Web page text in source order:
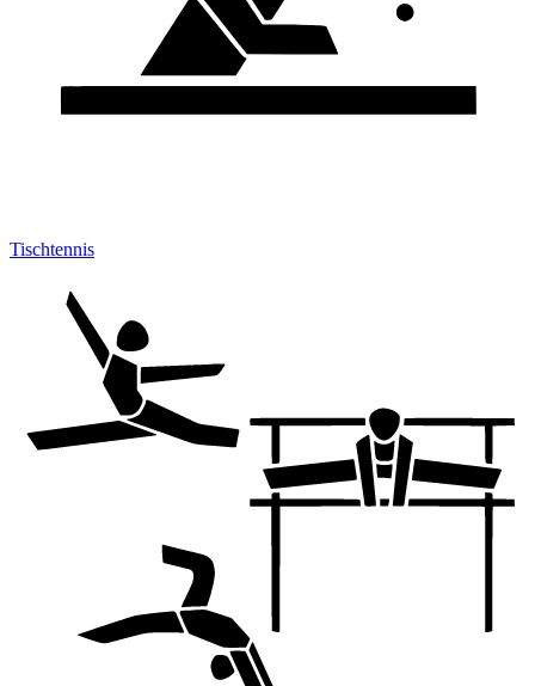
Tischtennis